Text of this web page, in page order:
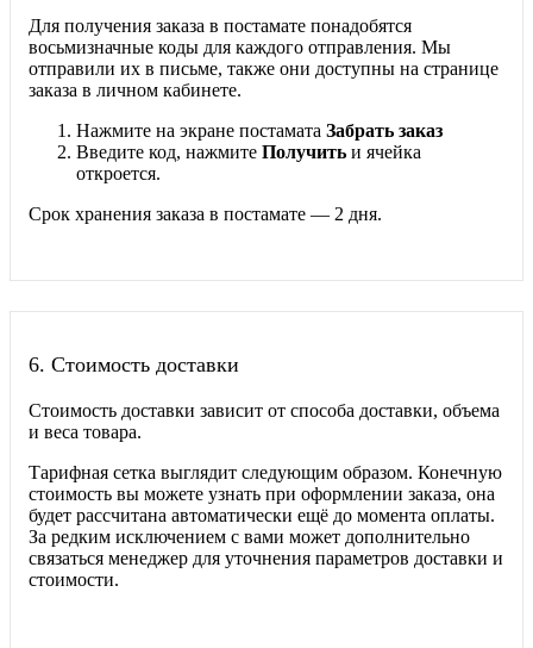
Для получения заказа в постамате понадобятся
восьмизначные коды для каждого отправления. Мы
отправили их в письме, также они доступны на странице
заказа в личном кабинете.
Нажмите на экране постамата Забрать заказ
Введите код, нажмите Получить и ячейка
откроется.
Срок хранения заказа в постамате — 2 дня.
6. Стоимость доставки
Стоимость доставки зависит от способа доставки, объема
и веса товара.
Тарифная сетка выглядит следующим образом. Конечную
стоимость вы можете узнать при оформлении заказа, она
будет рассчитана автоматически ещё до момента оплаты.
За редким исключением с вами может дополнительно
связаться менеджер для уточнения параметров доставки и
стоимости.